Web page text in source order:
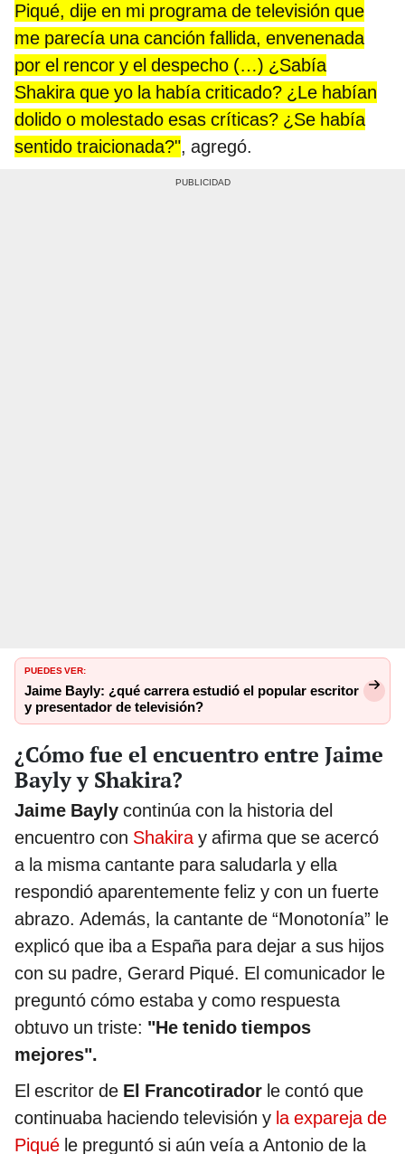
Piqué, dije en mi programa de televisión que
me parecía una canción fallida, envenenada
por el rencor y el despecho (…) ¿Sabía
Shakira que yo la había criticado? ¿Le habían
dolido o molestado esas críticas? ¿Se había
sentido traicionada?", agregó.
PUEDES VER:
Jaime Bayly: ¿qué carrera estudió el popular escritor
y presentador de televisión?
¿Cómo fue el encuentro entre Jaime
Bayly y Shakira?
Jaime Bayly continúa con la historia del
encuentro con Shakiray afirma que se acercó
a la misma cantante para saludarla y ella
respondió aparentemente feliz y con un fuerte
abrazo. Además, la cantante de “Monotonía” le
explicó que iba a España para dejar a sus hijos
con su padre, Gerard Piqué. El comunicador le
preguntó cómo estaba y como respuesta
obtuvo un triste: "He tenido tiempos
mejores".
El escritor de El Francotirador le contó que
continuaba haciendo televisión y la expareja de
Piqué le preguntó si aún veía a Antonio de la